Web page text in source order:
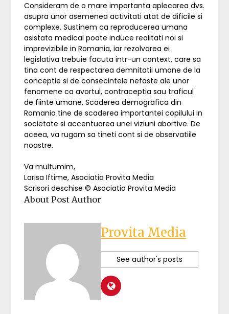
Consideram de o mare importanta aplecarea dvs.
asupra unor asemenea activitati atat de dificile si
complexe. Sustinem ca reproducerea umana
asistata medical poate induce realitati noi si
imprevizibile in Romania, iar rezolvarea ei
legislativa trebuie facuta intr-un context, care sa
tina cont de respectarea demnitatii umane de la
conceptie si de consecintele nefaste ale unor
fenomene ca avortul, contraceptia sau traficul
de fiinte umane. Scaderea demografica din
Romania tine de scaderea importantei copilului in
societate si accentuarea unei viziuni abortive. De
aceea, va rugam sa tineti cont si de observatiile
noastre.
Va multumim,
Larisa Iftime, Asociatia Provita Media
Scrisori deschise © Asociatia Provita Media
About Post Author
Provita Media
See author's posts